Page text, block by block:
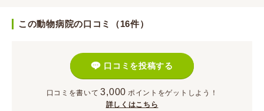
この動物病院の口コミ（16件）
口コミを投稿する
口コミを書いて 3,000 ポイント をゲットしよう！
詳しくはこちら